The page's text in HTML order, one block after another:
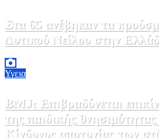
Στα 65 ανέβηκαν τα
Δυτικού Νείλου στην
Υγεια
BMJ: Επιβραδύνεται
της παιδικής
Κίνδυνος αποτυχίας των